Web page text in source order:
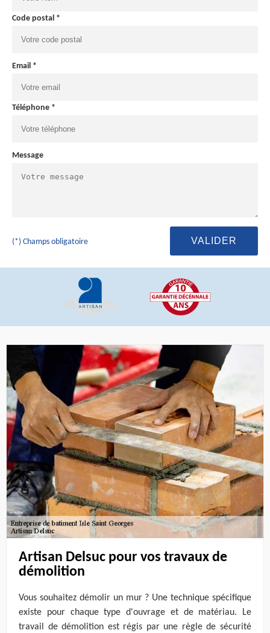
Code postal *
Email *
Téléphone *
Message
(*) Champs obligatoire
Artisan Delsuc pour vos travaux de
démolition
Vous souhaitez démolir un mur ? Une technique spécifique
existe pour chaque type d'ouvrage et de matériau. Le
travail de démolition est régis par une règle de sécurité